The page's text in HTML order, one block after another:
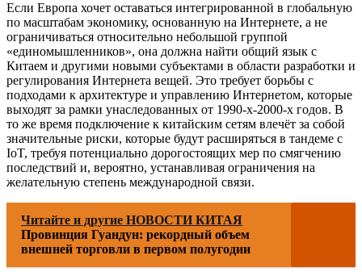
Если Европа хочет оставаться интегрированной в глобальную
по масштабам экономику, основанную на Интернете, а не
ограничиваться относительно небольшой группой
«единомышленников», она должна найти общий язык с
Китаем и другими новыми субъектами в области разработки и
регулирования Интернета вещей. Это требует борьбы с
подходами к архитектуре и управлению Интернетом, которые
выходят за рамки унаследованных от 1990-х-2000-х годов. В
то же время подключение к китайским сетям влечёт за собой
значительные риски, которые будут расширяться в тандеме с
IoT, требуя потенциально дорогостоящих мер по смягчению
последствий и, вероятно, устанавливая ограничения на
желательную степень международной связи.
Читайте и другие НОВОСТИ КИТАЯ
Провинция Гуандун: рекордный объем
внешней торговли в первом полугодии